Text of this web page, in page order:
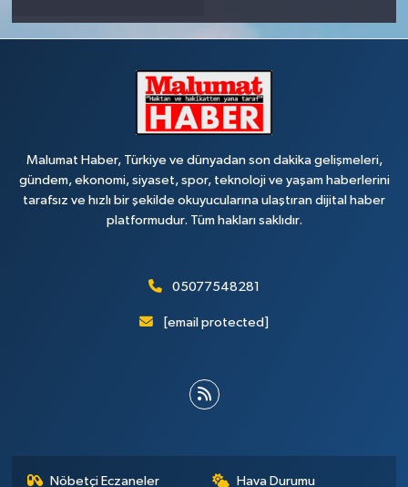
Malumat Haber, Türkiye ve dünyadan son dakika gelişmeleri,
gündem, ekonomi, siyaset, spor, teknoloji ve yaşam haberlerini
tarafsız ve hızlı bir şekilde okuyucularına ulaştıran dijital haber
platformudur. Tüm hakları saklıdır.
05077548281
[email protected]
Nöbetçi Eczaneler Hava Durumu